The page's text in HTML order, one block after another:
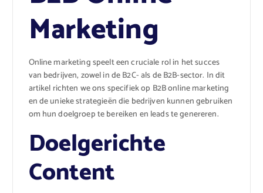
Marketing
Online marketing speelt een cruciale rol in het succes
van bedrijven, zowel in de B2C- als de B2B-sector. In dit
artikel richten we ons specifiek op B2B online marketing
en de unieke strategieën die bedrijven kunnen gebruiken
om hun doelgroep te bereiken en leads te genereren.
Doelgerichte
Content